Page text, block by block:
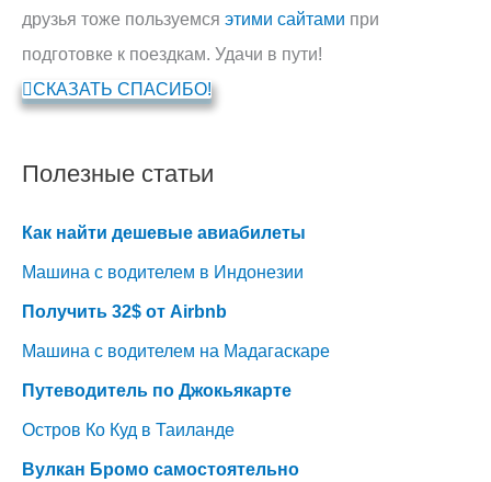
друзья тоже пользуемся этими сайтами при
подготовке к поездкам. Удачи в пути!
СКАЗАТЬ СПАСИБО!
Полезные статьи
Как найти дешевые авиабилеты
Машина с водителем в Индонезии
Получить 32$ от Airbnb
Машина с водителем на Мадагаскаре
Путеводитель по Джокьякарте
Остров Ко Куд в Таиланде
Вулкан Бромо самостоятельно